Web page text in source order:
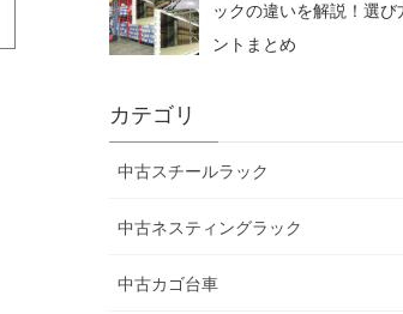
ックの違いを解説！選び
ントまとめ
カテゴリ
中古スチールラック
中古ネスティングラック
中古カゴ台車